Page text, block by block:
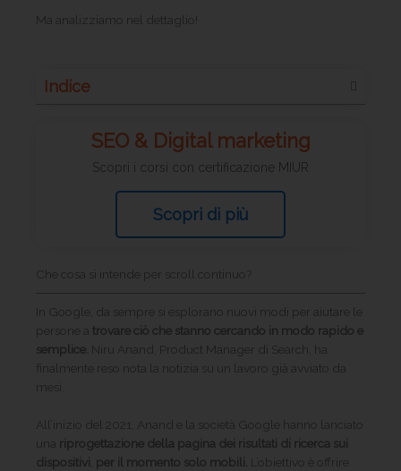
Ma analizziamo nel dettaglio!
Indice
SEO & Digital marketing
Scopri i corsi con certificazione MIUR
Scopri di più
Che cosa si intende per scroll continuo?
In Google, da sempre si esplorano nuovi modi per aiutare le
persone a trovare ciò che stanno cercando in modo rapido e
semplice. Niru Anand, Product Manager di Search, ha
finalmente reso nota la notizia su un lavoro già avviato da
mesi.
All’inizio del 2021, Anand e la società Google hanno lanciato
una riprogettazione della pagina dei risultati di ricerca sui
dispositivi per il momento solo mobili. L’obiettivo è offrire